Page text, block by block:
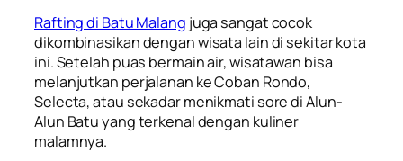
Rafting di Batu Malang juga sangat cocok
dikombinasikan dengan wisata lain di sekitar kota
ini. Setelah puas bermain air, wisatawan bisa
melanjutkan perjalanan ke Coban Rondo,
Selecta, atau sekadar menikmati sore di Alun-
Alun Batu yang terkenal dengan kuliner
malamnya.